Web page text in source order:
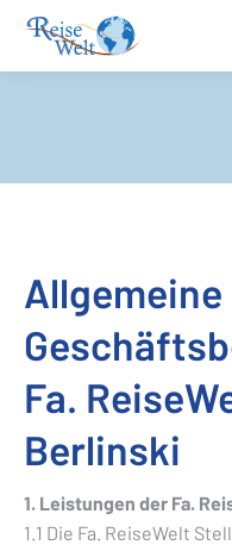
Allgemeine
Fa.
Berlinski
1. Leistungen der Fa.
1.1 Die Fa. ReiseWelt